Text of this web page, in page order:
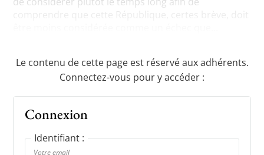
Le contenu de cette page est réservé aux adhérents.
Connectez-vous pour y accéder :
Connexion
Identifiant :